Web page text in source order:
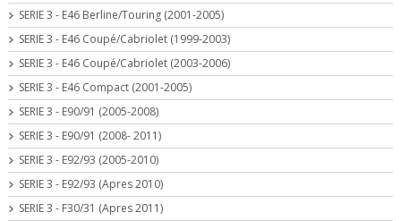
SERIE 3 - E46 Berline/Touring (2001-2005)
SERIE 3 - E46 Coupé/Cabriolet (1999-2003)
SERIE 3 - E46 Coupé/Cabriolet (2003-2006)
SERIE 3 - E46 Compact (2001-2005)
SERIE 3 - E90/91 (2005-2008)
SERIE 3 - E90/91 (2008- 2011)
SERIE 3 - E92/93 (2005-2010)
SERIE 3 - E92/93 (Apres 2010)
SERIE 3 - F30/31 (Apres 2011)